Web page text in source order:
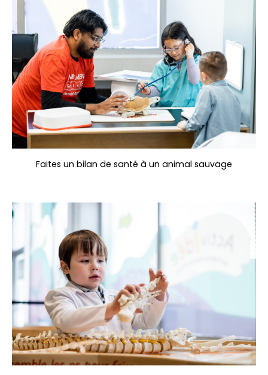
Faites un bilan de santé à un animal sauvage